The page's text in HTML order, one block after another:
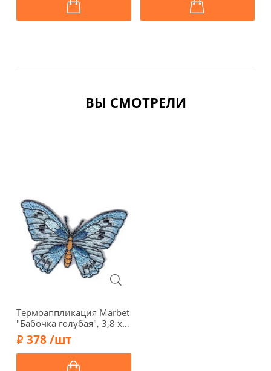
ВЫ СМОТРЕЛИ
Термоаппликация Marbet
"Бабочка голубая", 3,8 х
5,5 см, 569755.B
378 /шт